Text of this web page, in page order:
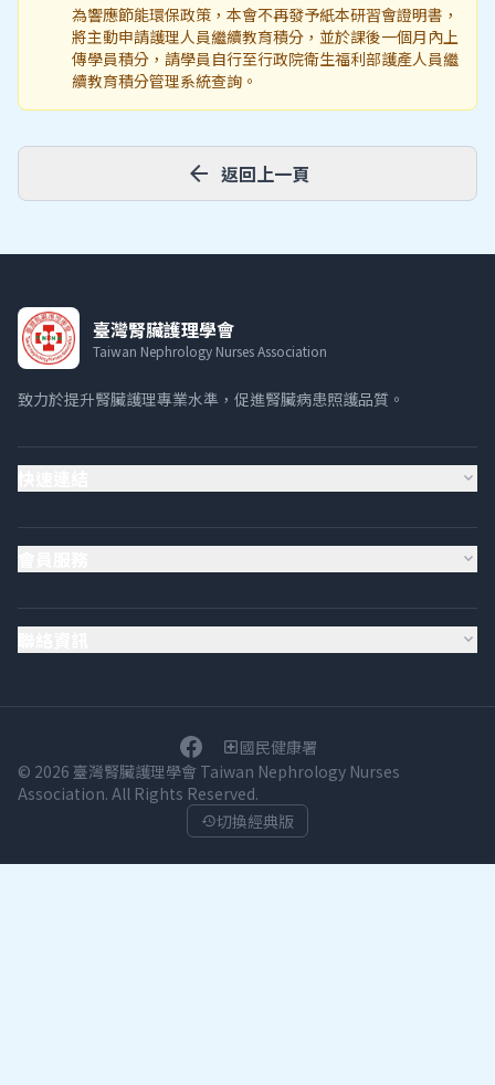
為響應節能環保政策，本會不再發予紙本研習會證明書，
將主動申請護理人員繼續教育積分，並於課後一個月內上
傳學員積分，請學員自行至行政院衛生福利部護產人員繼
續教育積分管理系統查詢。
arrow_back 返回上一頁
臺灣腎臟護理學會
Taiwan Nephrology Nurses Association
致力於提升腎臟護理專業水準，促進腎臟病患照護品質。
expand_more
expand_more
expand_more
local_hospital國民健康署
© 2026 臺灣腎臟護理學會 Taiwan Nephrology Nurses
Association. All Rights Reserved.
history切換經典版